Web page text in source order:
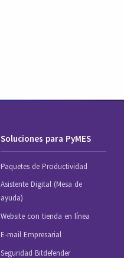
Soluciones para PyMES
Paquetes de Productividad
Asistente Digital (Mesa de
ayuda)
Website con tienda en línea
E-mail Empresarial
Seguridad Bitdefender